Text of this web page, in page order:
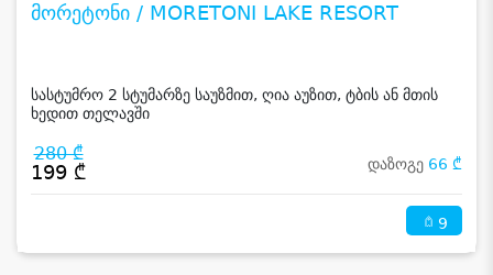
მორეტონი / MORETONI LAKE RESORT
სასტუმრო 2 სტუმარზე საუზმით, ღია აუზით, ტბის ან მთის
ხედით თელავში
280 ₾
199 ₾ დაზოგე 66 ₾
9